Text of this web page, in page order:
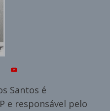
Santos é
e responsável pelo